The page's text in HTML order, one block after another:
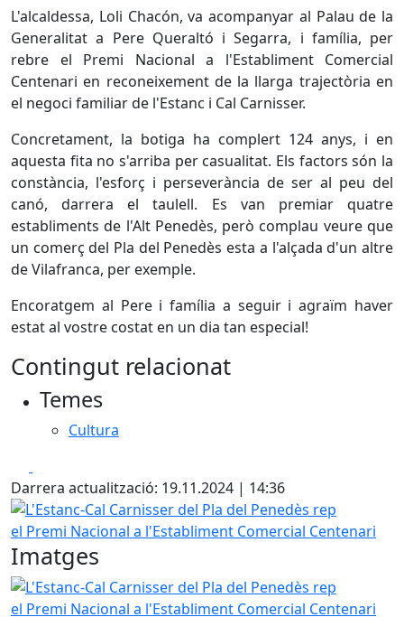
L'alcaldessa, Loli Chacón, va acompanyar al Palau de la
Generalitat a Pere Queraltó i Segarra, i família, per
rebre el Premi Nacional a l'Establiment Comercial
Centenari en reconeixement de la llarga trajectòria en
el negoci familiar de l'Estanc i Cal Carnisser.
Concretament, la botiga ha complert 124 anys, i en
aquesta fita no s'arriba per casualitat. Els factors són la
constància, l'esforç i perseverància de ser al peu del
canó, darrera el taulell. Es van premiar quatre
establiments de l'Alt Penedès, però complau veure que
un comerç del Pla del Penedès esta a l'alçada d'un altre
de Vilafranca, per exemple.
Encoratgem al Pere i família a seguir i agraïm haver
estat al vostre costat en un dia tan especial!
Contingut relacionat
Temes
Cultura
Darrera actualització: 19.11.2024 | 14:36
L'Estanc-Cal Carnisser del Pla del Penedès rep el Premi
Imatges
L'Estanc-Cal Carnisser del Pla del Penedès rep el Premi